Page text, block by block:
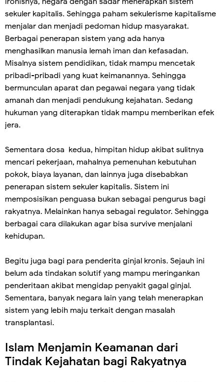
sekuler kapitalis. Sehingga paham sekulerisme kapitalisme
menjalar dan menjadi pedoman hidup masyarakat.
Berbagai penerapan sistem yang ada hanya
menghasilkan manusia lemah iman dan kefasadan.
Misalnya sistem pendidikan, tidak mampu mencetak
pribadi-pribadi yang kuat keimanannya. Sehingga
bermunculan aparat dan pegawai negara yang tidak
amanah dan menjadi pendukung kejahatan. Sedang
hukuman yang diterapkan tidak mampu memberikan efek
jera.
Sementara dosa kedua, himpitan hidup akibat sulitnya
mencari pekerjaan, mahalnya pemenuhan kebutuhan
pokok, biaya layanan, dan lainnya juga disebabkan
penerapan sistem sekuler kapitalis. Sistem ini
memposisikan penguasa bukan sebagai pengurus bagi
rakyatnya. Melainkan hanya sebagai regulator. Sehingga
berbagai cara dilakukan agar bisa survive menjalani
kehidupan.
Begitu juga bagi para penderita ginjal kronis. Sejauh ini
belum ada tindakan solutif yang mampu meringankan
penderitaan akibat mengidap penyakit gagal ginjal.
Sementara, banyak negara lain yang telah menerapkan
sistem yang lebih maju terkait dengan masalah
transplantasi.
Islam Menjamin Keamanan dari
Tindak Kejahatan bagi Rakyatnya